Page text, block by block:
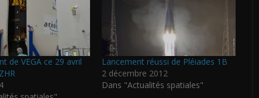
de VEGA ce 29 avril
Lancement réussi de Pléiades 1B
2 décembre 2012
Dans "Actualités spatiales"